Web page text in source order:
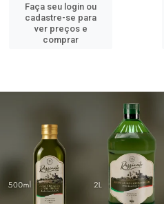
Faça seu login ou
cadastre-se para
ver preços e
comprar